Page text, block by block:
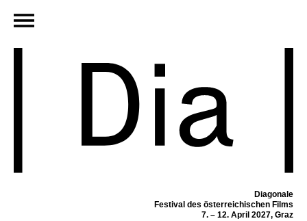
Diagonale
Festival des österreichischen Films
7. – 12. April 2027, Graz